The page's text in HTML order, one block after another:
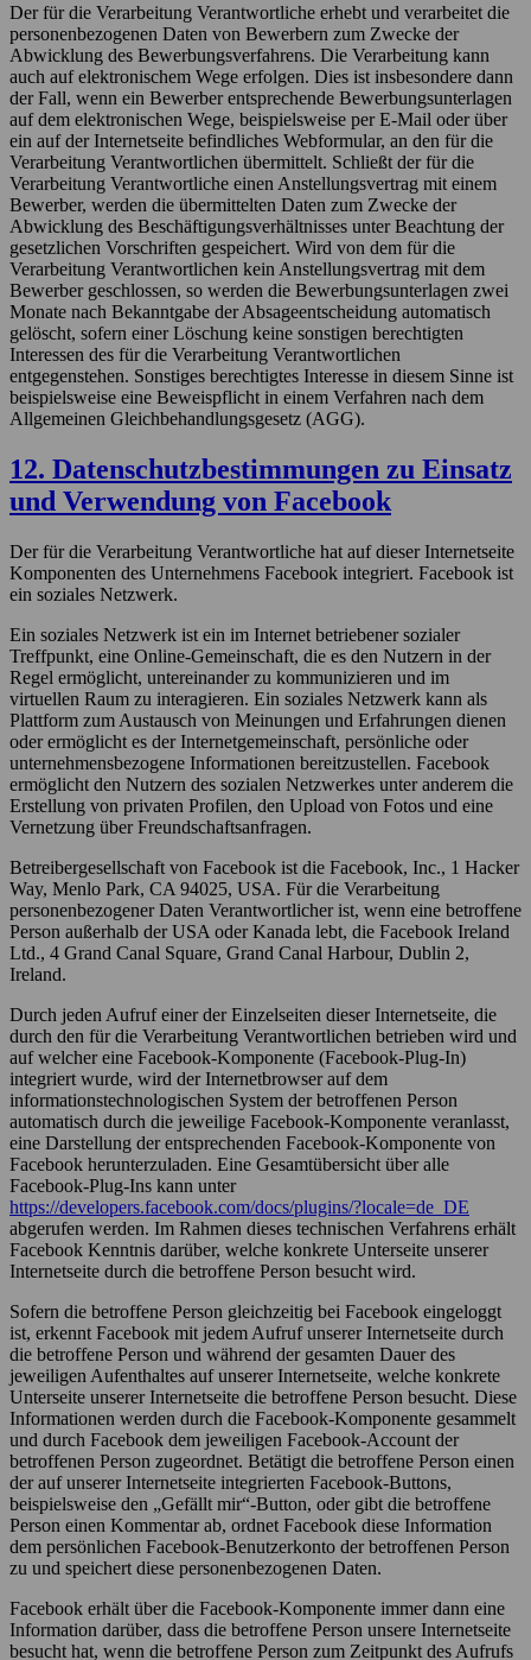
Der für die Verarbeitung Verantwortliche erhebt und verarbeitet die
personenbezogenen Daten von Bewerbern zum Zwecke der
Abwicklung des Bewerbungsverfahrens. Die Verarbeitung kann
auch auf elektronischem Wege erfolgen. Dies ist insbesondere dann
der Fall, wenn ein Bewerber entsprechende Bewerbungsunterlagen
auf dem elektronischen Wege, beispielsweise per E-Mail oder über
ein auf der Internetseite befindliches Webformular, an den für die
Verarbeitung Verantwortlichen übermittelt. Schließt der für die
Verarbeitung Verantwortliche einen Anstellungsvertrag mit einem
Bewerber, werden die übermittelten Daten zum Zwecke der
Abwicklung des Beschäftigungsverhältnisses unter Beachtung der
gesetzlichen Vorschriften gespeichert. Wird von dem für die
Verarbeitung Verantwortlichen kein Anstellungsvertrag mit dem
Bewerber geschlossen, so werden die Bewerbungsunterlagen zwei
Monate nach Bekanntgabe der Absageentscheidung automatisch
gelöscht, sofern einer Löschung keine sonstigen berechtigten
Interessen des für die Verarbeitung Verantwortlichen
entgegenstehen. Sonstiges berechtigtes Interesse in diesem Sinne ist
beispielsweise eine Beweispflicht in einem Verfahren nach dem
Allgemeinen Gleichbehandlungsgesetz (AGG).
12. Datenschutzbestimmungen zu Einsatz
und Verwendung von Facebook
Der für die Verarbeitung Verantwortliche hat auf dieser Internetseite
Komponenten des Unternehmens Facebook integriert. Facebook ist
ein soziales Netzwerk.
Ein soziales Netzwerk ist ein im Internet betriebener sozialer
Treffpunkt, eine Online-Gemeinschaft, die es den Nutzern in der
Regel ermöglicht, untereinander zu kommunizieren und im
virtuellen Raum zu interagieren. Ein soziales Netzwerk kann als
Plattform zum Austausch von Meinungen und Erfahrungen dienen
oder ermöglicht es der Internetgemeinschaft, persönliche oder
unternehmensbezogene Informationen bereitzustellen. Facebook
ermöglicht den Nutzern des sozialen Netzwerkes unter anderem die
Erstellung von privaten Profilen, den Upload von Fotos und eine
Vernetzung über Freundschaftsanfragen.
Betreibergesellschaft von Facebook ist die Facebook, Inc., 1 Hacker
Way, Menlo Park, CA 94025, USA. Für die Verarbeitung
personenbezogener Daten Verantwortlicher ist, wenn eine betroffene
Person außerhalb der USA oder Kanada lebt, die Facebook Ireland
Ltd., 4 Grand Canal Square, Grand Canal Harbour, Dublin 2,
Ireland.
Durch jeden Aufruf einer der Einzelseiten dieser Internetseite, die
durch den für die Verarbeitung Verantwortlichen betrieben wird und
auf welcher eine Facebook-Komponente (Facebook-Plug-In)
integriert wurde, wird der Internetbrowser auf dem
informationstechnologischen System der betroffenen Person
automatisch durch die jeweilige Facebook-Komponente veranlasst,
eine Darstellung der entsprechenden Facebook-Komponente von
Facebook herunterzuladen. Eine Gesamtübersicht über alle
Facebook-Plug-Ins kann unter
https://developers.facebook.com/docs/plugins/?locale=de_DE
abgerufen werden. Im Rahmen dieses technischen Verfahrens erhält
Facebook Kenntnis darüber, welche konkrete Unterseite unserer
Internetseite durch die betroffene Person besucht wird.
Sofern die betroffene Person gleichzeitig bei Facebook eingeloggt
ist, erkennt Facebook mit jedem Aufruf unserer Internetseite durch
die betroffene Person und während der gesamten Dauer des
jeweiligen Aufenthaltes auf unserer Internetseite, welche konkrete
Unterseite unserer Internetseite die betroffene Person besucht. Diese
Informationen werden durch die Facebook-Komponente gesammelt
und durch Facebook dem jeweiligen Facebook-Account der
betroffenen Person zugeordnet. Betätigt die betroffene Person einen
der auf unserer Internetseite integrierten Facebook-Buttons,
beispielsweise den „Gefällt mir“-Button, oder gibt die betroffene
Person einen Kommentar ab, ordnet Facebook diese Information
dem persönlichen Facebook-Benutzerkonto der betroffenen Person
zu und speichert diese personenbezogenen Daten.
Facebook erhält über die Facebook-Komponente immer dann eine
Information darüber, dass die betroffene Person unsere Internetseite
besucht hat, wenn die betroffene Person zum Zeitpunkt des Aufrufs